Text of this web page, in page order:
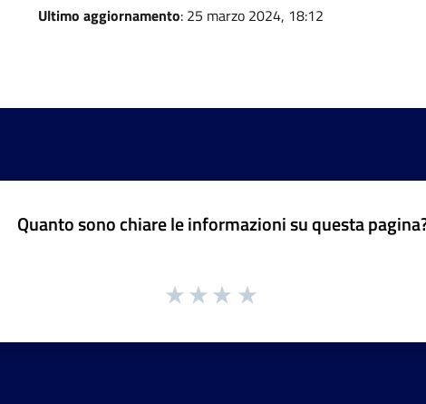
Ultimo aggiornamento: 25 marzo 2024, 18:12
Quanto sono chiare le informazioni su questa